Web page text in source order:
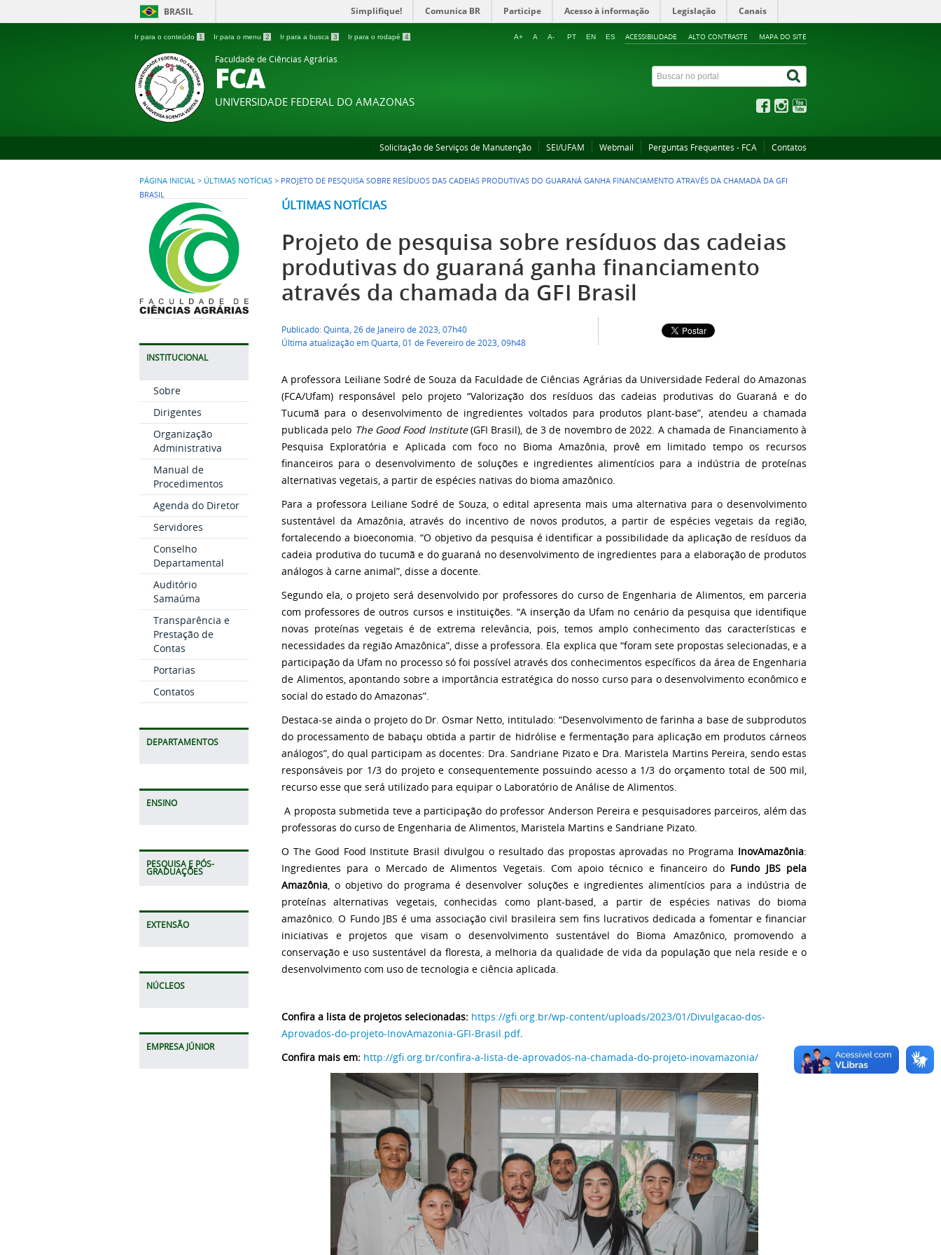
BRASIL Simplifique! Comunica BR Participe Acesso à informação Legislação Canais
Ir para o conteúdo 1 Ir para o menu 2 Ir para a busca 3 Ir para o rodapé 4 ACESSIBILIDADE ALTO CONTRASTE MAPA DO SITE
A+ A A- PT EN ES
Faculdade de Ciências Agrárias
FCA
UNIVERSIDADE FEDERAL DO AMAZONAS
Solicitação de Serviços de Manutenção SEI/UFAM Webmail Perguntas Frequentes - FCA Contatos
PÁGINA INICIAL > ÚLTIMAS NOTÍCIAS > PROJETO DE PESQUISA SOBRE RESÍDUOS DAS CADEIAS PRODUTIVAS DO GUARANÁ GANHA FINANCIAMENTO ATRAVÉS DA CHAMADA DA GFI
BRASIL
INSTITUCIONAL
Sobre
Dirigentes
Organização
Administrativa
Manual de
Procedimentos
Agenda do Diretor
Servidores
Conselho
Departamental
Auditório
Samaúma
Transparência e
Prestação de
Contas
Portarias
Contatos
DEPARTAMENTOS
ENSINO
PESQUISA E PÓS-
GRADUAÇÕES
EXTENSÃO
NÚCLEOS
EMPRESA JÚNIOR
ÚLTIMAS NOTÍCIAS
Projeto de pesquisa sobre resíduos das cadeias
produtivas do guaraná ganha financiamento
através da chamada da GFI Brasil
Publicado: Quinta, 26 de Janeiro de 2023, 07h40
Última atualização em Quarta, 01 de Fevereiro de 2023, 09h48
A professora Leiliane Sodré de Souza da Faculdade de Ciências Agrárias da Universidade Federal do Amazonas
(FCA/Ufam) responsável pelo projeto “Valorização dos resíduos das cadeias produtivas do Guaraná e do
Tucumã para o desenvolvimento de ingredientes voltados para produtos plant-base”, atendeu a chamada
publicada pelo The Good Food Institute(GFI Brasil), de 3 de novembro de 2022. A chamada de Financiamento à
Pesquisa Exploratória e Aplicada com foco no Bioma Amazônia, provê em limitado tempo os recursos
financeiros para o desenvolvimento de soluções e ingredientes alimentícios para a indústria de proteínas
alternativas vegetais, a partir de espécies nativas do bioma amazônico.
Para a professora Leiliane Sodré de Souza, o edital apresenta mais uma alternativa para o desenvolvimento
sustentável da Amazônia, através do incentivo de novos produtos, a partir de espécies vegetais da região,
fortalecendo a bioeconomia. “O objetivo da pesquisa é identificar a possibilidade da aplicação de resíduos da
cadeia produtiva do tucumã e do guaraná no desenvolvimento de ingredientes para a elaboração de produtos
análogos à carne animal”, disse a docente.
Segundo ela, o projeto será desenvolvido por professores do curso de Engenharia de Alimentos, em parceria
com professores de outros cursos e instituições. “A inserção da Ufam no cenário da pesquisa que identifique
novas proteínas vegetais é de extrema relevância, pois, temos amplo conhecimento das características e
necessidades da região Amazônica”, disse a professora. Ela explica que “foram sete propostas selecionadas, e a
participação da Ufam no processo só foi possível através dos conhecimentos específicos da área de Engenharia
de Alimentos, apontando sobre a importância estratégica do nosso curso para o desenvolvimento econômico e
social do estado do Amazonas”.
Destaca-se ainda o projeto do Dr. Osmar Netto, intitulado: “Desenvolvimento de farinha a base de subprodutos
do processamento de babaçu obtida a partir de hidrólise e fermentação para aplicação em produtos cárneos
análogos”, do qual participam as docentes: Dra. Sandriane Pizato e Dra. Maristela Martins Pereira, sendo estas
responsáveis por 1/3 do projeto e consequentemente possuindo acesso a 1/3 do orçamento total de 500 mil,
recurso esse que será utilizado para equipar o Laboratório de Análise de Alimentos.
A proposta submetida teve a participação do professor Anderson Pereira e pesquisadores parceiros, além das
professoras do curso de Engenharia de Alimentos, Maristela Martins e Sandriane Pizato.
O The Good Food Institute Brasil divulgou o resultado das propostas aprovadas no Programa InovAmazônia:
Ingredientes para o Mercado de Alimentos Vegetais. Com apoio técnico e financeiro do Fundo JBS pela
Amazônia, o objetivo do programa é desenvolver soluções e ingredientes alimentícios para a indústria de
proteínas alternativas vegetais, conhecidas como plant-based, a partir de espécies nativas do bioma
amazônico. O Fundo JBS é uma associação civil brasileira sem fins lucrativos dedicada a fomentar e financiar
iniciativas e projetos que visam o desenvolvimento sustentável do Bioma Amazônico, promovendo a
conservação e uso sustentável da floresta, a melhoria da qualidade de vida da população que nela reside e o
desenvolvimento com uso de tecnologia e ciência aplicada.
Confira a lista de projetos selecionadas: https://gfi.org.br/wp-content/uploads/2023/01/Divulgacao-dos-
Aprovados-do-projeto-InovAmazonia-GFI-Brasil.pdf.
Confira mais em: http://gfi.org.br/confira-a-lista-de-aprovados-na-chamada-do-projeto-inovamazonia/